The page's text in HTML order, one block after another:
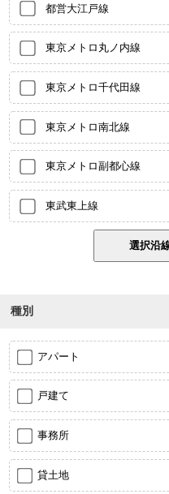
都営大江戸線
東京メトロ丸ノ内線
東京メトロ千代田線
東京メトロ南北線
東京メトロ副都心線
東武東上線
種別
アパート
戸建て
事務所
貸土地